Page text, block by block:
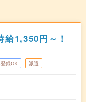
1,350円～！
録OK 派遣